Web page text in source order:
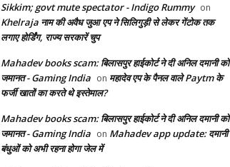
Sikkim; govt mute spectator - Indigo Rummy on
Khelraja नाम की अवैध जुआ एप ने सिलिगुड़ी से लेकर गेंटोक तक
लगाए होर्डिंग, राज्य सरकारें चुप
Mahadev books scam: बिलासपुर हाईकोर्ट ने दी अनिल दमानी को
जमानत - Gaming India on महादेव एप के पैनल वाले Paytm के
फर्जी खातों का करते थे इस्तेमाल?
Mahadev books scam: बिलासपुर हाईकोर्ट ने दी अनिल दमानी को
जमानत - Gaming India on Mahadev app update: दमानी
बंधुओं को अभी रहना होगा जेल में